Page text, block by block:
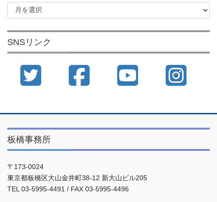
ア
イ
ブ
SNSリンク
板橋事務所
〒173-0024
東京都板橋区大山金井町38-12 新大山ビル205
TEL 03-5995-4491 / FAX 03-5995-4496